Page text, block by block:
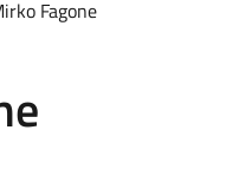
Fagone